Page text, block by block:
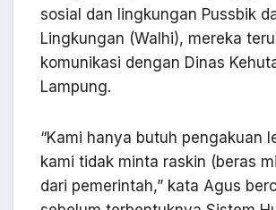
sosial dan lingkungan Pussbik
Lingkungan (Walhi), mereka
komunikasi dengan Dinas
Lampung.
“Kami hanya butuh pengakuan
kami tidak minta raskin (beras
dari pemerintah,” kata Agus